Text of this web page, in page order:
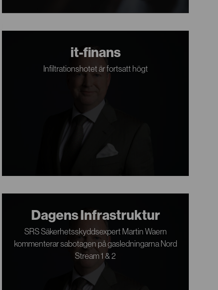
it-finans
Infiltrationshotet är fortsatt högt
Dagens Infrastruktur
SRS Säkerhetsskyddsexpert Martin Waern
kommenterar sabotagen på gasledningarna Nord
Stream 1 & 2